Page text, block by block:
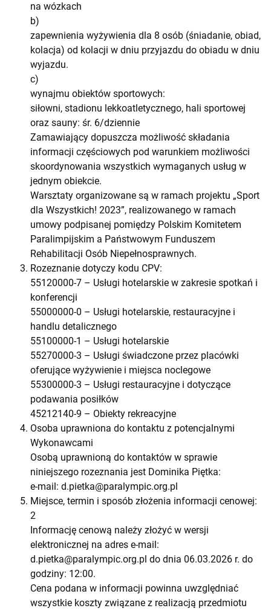
na wózkach
b)
zapewnienia wyżywienia dla 8 osób (śniadanie, obiad,
kolacja) od kolacji w dniu przyjazdu do obiadu w dniu
wyjazdu.
c)
wynajmu obiektów sportowych:
siłowni, stadionu lekkoatletycznego, hali sportowej
oraz sauny: śr. 6/dziennie
Zamawiający dopuszcza możliwość składania
informacji częściowych pod warunkiem możliwości
skoordynowania wszystkich wymaganych usług w
jednym obiekcie.
Warsztaty organizowane są w ramach projektu „Sport
dla Wszystkich! 2023”, realizowanego w ramach
umowy podpisanej pomiędzy Polskim Komitetem
Paralimpijskim a Państwowym Funduszem
Rehabilitacji Osób Niepełnosprawnych.
Rozeznanie dotyczy kodu CPV:
55120000-7 – Usługi hotelarskie w zakresie spotkań i
konferencji
55000000-0 – Usługi hotelarskie, restauracyjne i
handlu detalicznego
55100000-1 – Usługi hotelarskie
55270000-3 – Usługi świadczone przez placówki
oferujące wyżywienie i miejsca noclegowe
55300000-3 – Usługi restauracyjne i dotyczące
podawania posiłków
45212140-9 – Obiekty rekreacyjne
Osoba uprawniona do kontaktu z potencjalnymi
Wykonawcami
Osobą uprawnioną do kontaktów w sprawie
niniejszego rozeznania jest Dominika Piętka:
e-mail: d.pietka@paralympic.org.pl
Miejsce, termin i sposób złożenia informacji cenowej:
2
Informację cenową należy złożyć w wersji
elektronicznej na adres e-mail:
d.pietka@paralympic.org.pl do dnia 06.03.2026 r. do
godziny: 12:00.
Cena podana w informacji powinna uwzględniać
wszystkie koszty związane z realizacją przedmiotu